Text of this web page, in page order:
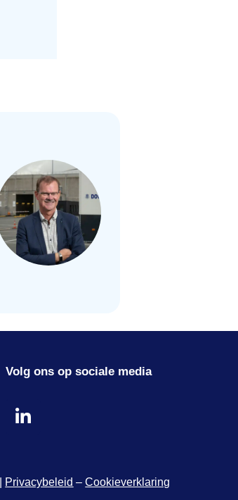
Volg ons op sociale media
Privacybeleid – Cookieverklaring